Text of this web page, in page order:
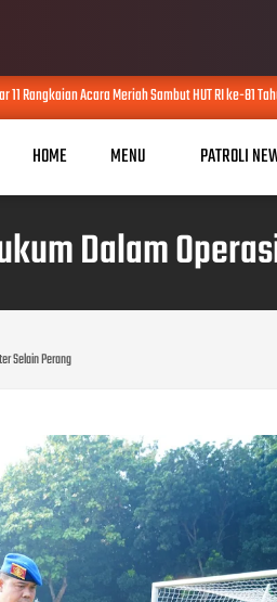
Acara Meriah Sambut HUT RI ke-81 Tahun
HOME MENU PATROLI
Dalam
Selain Perang